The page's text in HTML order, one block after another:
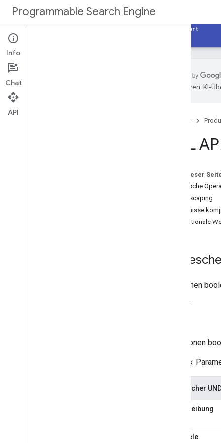
Programmable Search Engine
Support
Übersicht
übersetzen. KI-
Startseite
XML
Auf dieser Seite
Boolesche
URL-Escaping
Ergebnisse
Internationale
Sie können
cr
Definitionen
Hinweis:
Boolescher
Beschreibung
Beispiele
Info
Chat
API